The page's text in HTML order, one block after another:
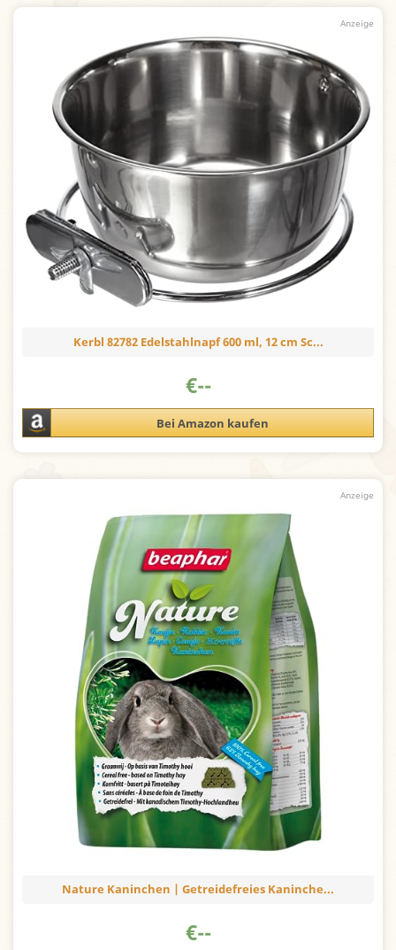
Kerbl 82782 Edelstahlnapf 600 ml, 12 cm Sc...
€--
Bei Amazon kaufen
Nature Kaninchen | Getreidefreies Kaninche...
€--